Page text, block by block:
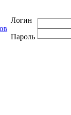
Логин
Пароль